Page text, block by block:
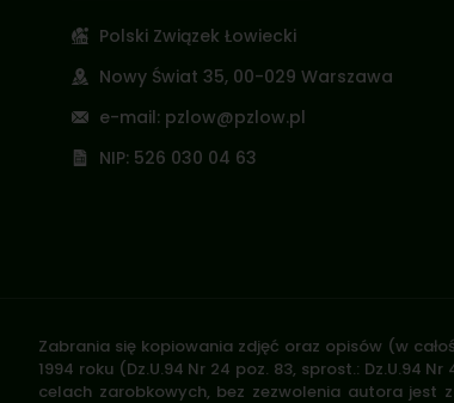
Polski Związek Łowiecki
Nowy Świat 35, 00-029 Warszawa
e-mail: pzlow@pzlow.pl
NIP: 526 030 04 63
Zabrania się kopiowania zdjęć oraz opisów (w
1994 roku (Dz.U.94 Nr 24 poz. 83, sprost.: Dz.U.94
celach zarobkowych, bez zezwolenia autora jest